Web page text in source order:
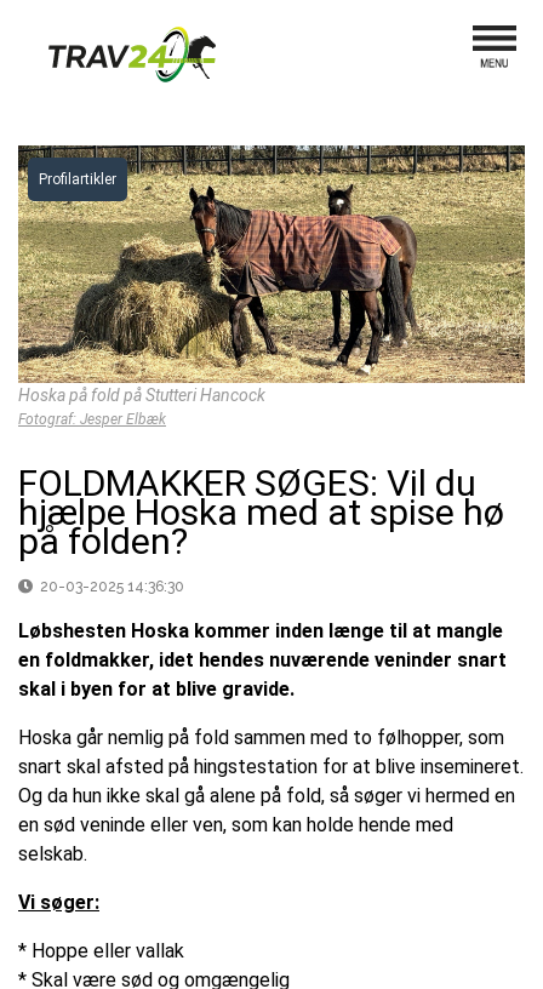
Profilartikler
Hoska på fold på Stutteri Hancock
Fotograf: Jesper Elbæk
FOLDMAKKER SØGES: Vil du
hjælpe Hoska med at spise hø
på folden?
20-03-2025 14:36:30
Løbshesten Hoska kommer inden længe til at mangle
en foldmakker, idet hendes nuværende veninder snart
skal i byen for at blive gravide.
Hoska går nemlig på fold sammen med to følhopper, som
snart skal afsted på hingstestation for at blive insemineret.
Og da hun ikke skal gå alene på fold, så søger vi hermed en
en sød veninde eller ven, som kan holde hende med
selskab.
Vi søger:
* Hoppe eller vallak
* Skal være sød og omgængelig